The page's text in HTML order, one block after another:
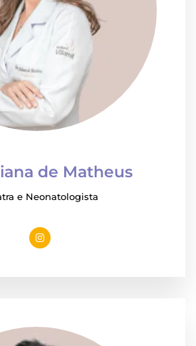
de Matheus
e Neonatologista